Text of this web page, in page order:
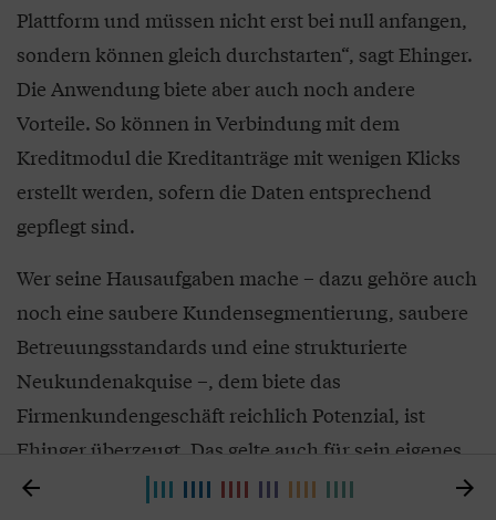
Plattform und müssen nicht erst bei null anfangen,
sondern können gleich durchstarten“, sagt Ehinger.
Die Anwendung biete aber auch noch andere
Vorteile. So können in Verbindung mit dem
Kreditmodul die Kreditanträge mit wenigen Klicks
erstellt werden, sofern die Daten entsprechend
gepflegt sind.
Wer seine Hausaufgaben mache – dazu gehöre auch
noch eine saubere Kundensegmentierung, saubere
Betreuungsstandards und eine strukturierte
Neukundenakquise –, dem biete das
Firmenkundengeschäft reichlich Potenzial, ist
Ehinger überzeugt. Das gelte auch für sein eigenes
Haus. „Im Münchner Mittelstand sind wir gut
 